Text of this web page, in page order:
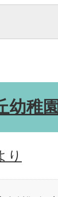
幼稚園
り